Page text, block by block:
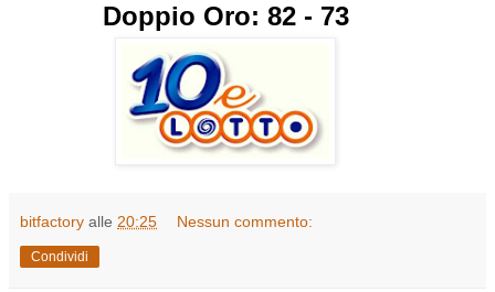
Doppio Oro: 82 - 73
bitfactory alle 20:25 Nessun commento:
Condividi